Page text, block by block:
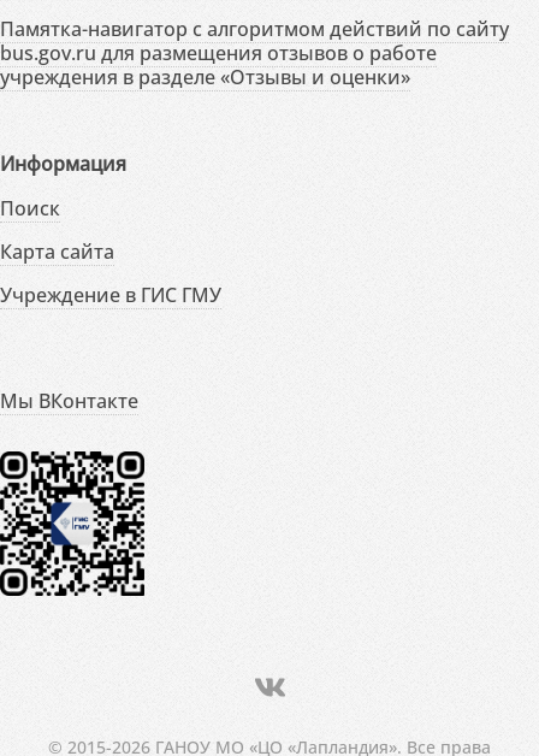
Памятка-навигатор с алгоритмом действий по сайту
bus.gov.ru для размещения отзывов о работе
учреждения в разделе «Отзывы и оценки»
Информация
Поиск
Карта сайта
Учреждение в ГИС ГМУ
Мы ВКонтакте
© 2015-2026 ГАНОУ МО «ЦО «Лапландия». Все права